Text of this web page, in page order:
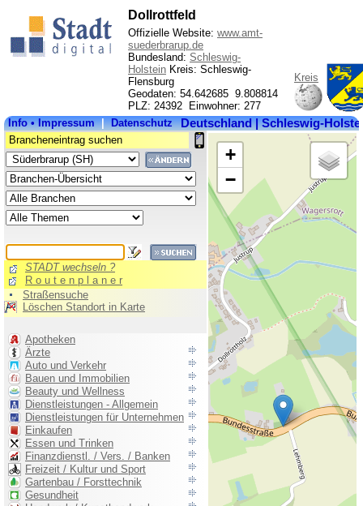
Dollrottfeld
Offizielle Website: www.amt-
suederbrarup.de
Bundesland: Schleswig-
Holstein Kreis: Schleswig-
Flensburg
Geodaten: 54.642685 9.808814
PLZ: 24392 Einwohner: 277
Kreis